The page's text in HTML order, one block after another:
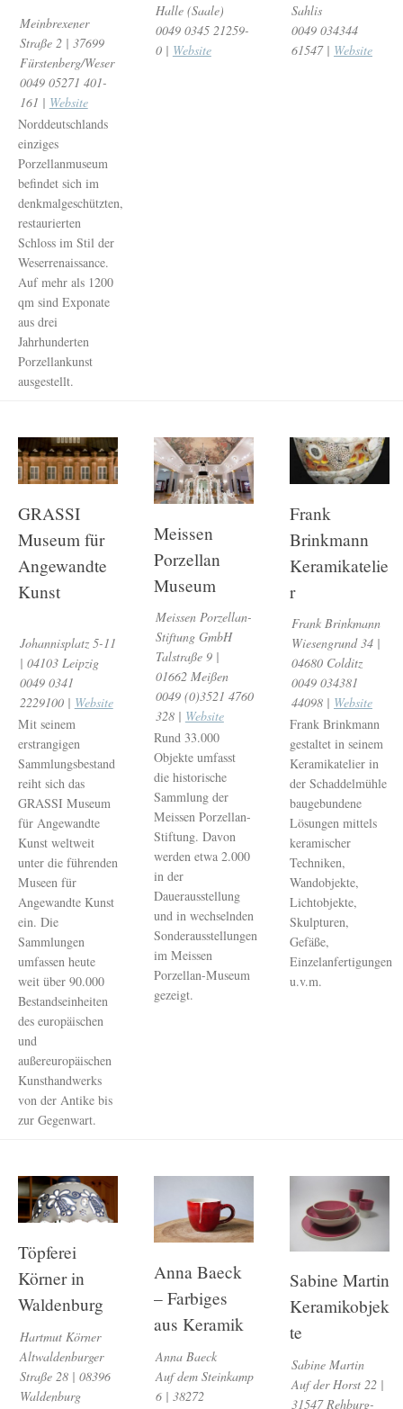
Meinbrexener
Straße 2 | 37699
Fürstenberg/Weser
0049 05271 401-
161 | Website
Norddeutschlands
einziges
Porzellanmuseum
befindet sich im
denkmalgeschützten,
restaurierten
Schloss im Stil der
Weserrenaissance.
Auf mehr als 1200
qm sind Exponate
aus drei
Jahrhunderten
Porzellankunst
ausgestellt.
Halle (Saale)
0049 0345 21259-
0 | Website
Sahlis
0049 034344
61547 | Website
GRASSI
Museum für
Angewandte
Kunst
Johannisplatz 5-11
| 04103 Leipzig
0049 0341
2229100 | Website
Mit seinem
erstrangigen
Sammlungsbestand
reiht sich das
GRASSI Museum
für Angewandte
Kunst weltweit
unter die führenden
Museen für
Angewandte Kunst
ein. Die
Sammlungen
umfassen heute
weit über 90.000
Bestandseinheiten
des europäischen
und
außereuropäischen
Kunsthandwerks
von der Antike bis
zur Gegenwart.
Meissen
Porzellan
Museum
Meissen Porzellan-
Stiftung GmbH
Talstraße 9 |
01662 Meißen
0049 (0)3521 4760
328 | Website
Rund 33.000
Objekte umfasst
die historische
Sammlung der
Meissen Porzellan-
Stiftung. Davon
werden etwa 2.000
in der
Dauerausstellung
und in wechselnden
Sonderausstellungen
im Meissen
Porzellan-Museum
gezeigt.
Frank
Brinkmann
Keramikatelie
r
Frank Brinkmann
Wiesengrund 34 |
04680 Colditz
0049 034381
44098 | Website
Frank Brinkmann
gestaltet in seinem
Keramikatelier in
der Schaddelmühle
baugebundene
Lösungen mittels
keramischer
Techniken,
Wandobjekte,
Lichtobjekte,
Skulpturen,
Gefäße,
Einzelanfertigungen
u.v.m.
Töpferei
Körner in
Waldenburg
Hartmut Körner
Altwaldenburger
Straße 28 | 08396
Waldenburg
Anna Baeck
– Farbiges
aus Keramik
Anna Baeck
Auf dem Steinkamp
6 | 38272
Sabine Martin
Keramikobjek
te
Sabine Martin
Auf der Horst 22 |
31547 Rehburg-